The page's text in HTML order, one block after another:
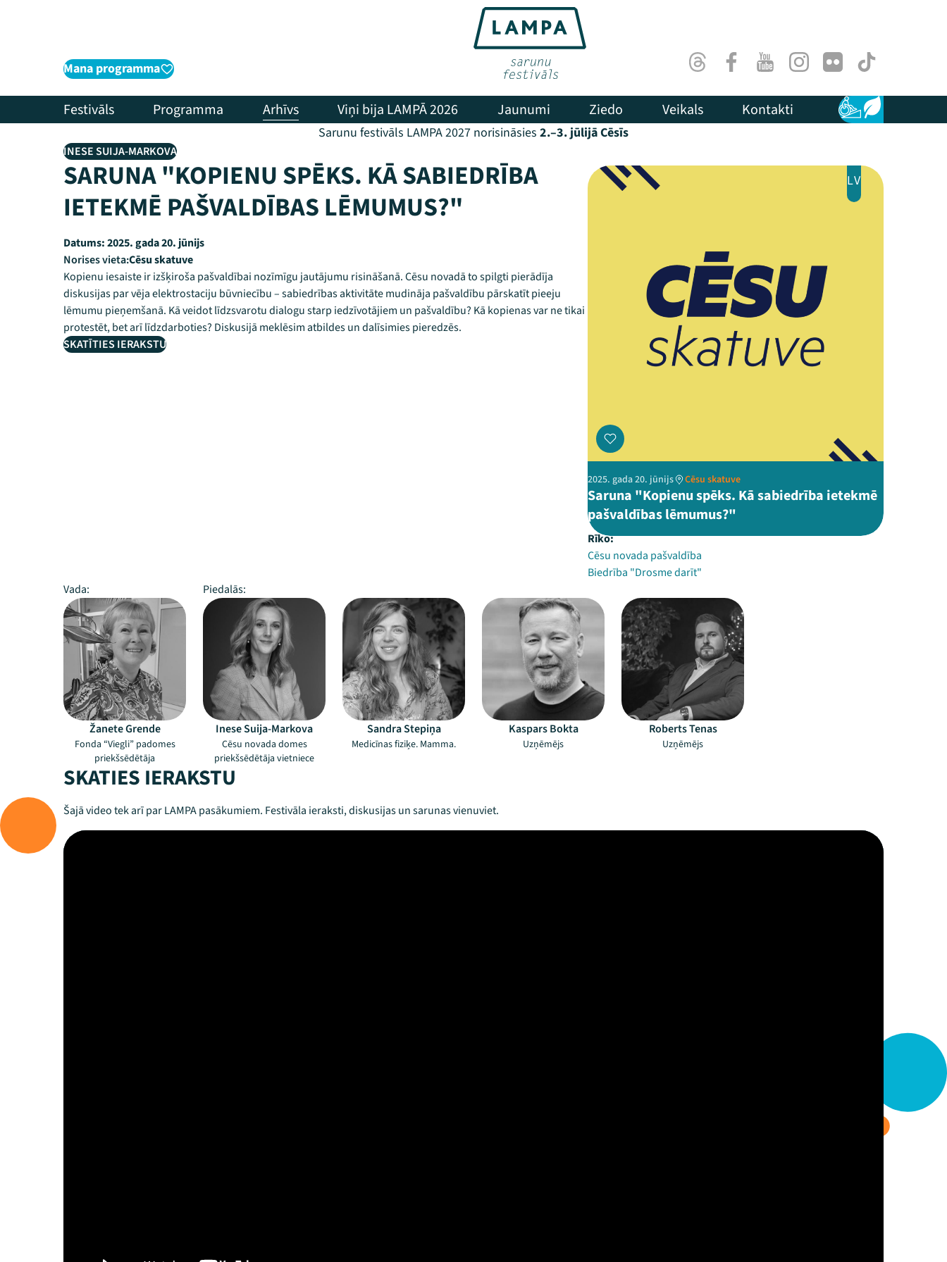
Mana programma ThreadsFacebookYoutubeInstagram
Flick TikTok
Festivāls Programma Arhīvs Viņi bija LAMPĀ 2026 Jaunumi Ziedo Veikals Kontakti Pieejamība
Ilgtspēja
Sarunu festivāls LAMPA 2027 norisināsies 2.–3. jūlijā Cēsīs
INESE SUIJA-MARKOVA
SARUNA "KOPIENU SPĒKS. KĀ SABIEDRĪBA
IETEKMĒ PAŠVALDĪBAS LĒMUMUS?"
Datums:2025. gada 20. jūnijs
Norises vieta:Cēsu skatuve
Kopienu iesaiste ir izšķiroša pašvaldībai nozīmīgu jautājumu risināšanā. Cēsu novadā to spilgti pierādīja
diskusijas par vēja elektrostaciju būvniecību – sabiedrības aktivitāte mudināja pašvaldību pārskatīt pieeju
lēmumu pieņemšanā. Kā veidot līdzsvarotu dialogu starp iedzīvotājiem un pašvaldību? Kā kopienas var ne tikai
protestēt, bet arī līdzdarboties? Diskusijā meklēsim atbildes un dalīsimies pieredzēs.
SKATĪTIES IERAKSTU
LV
2025. gada 20. jūnijs Cēsu skatuve
Saruna "Kopienu spēks. Kā sabiedrība ietekmē
pašvaldības lēmumus?"
Rīko:
Cēsu novada pašvaldība
Biedrība "Drosme darīt"
Vada:
Piedalās:
Žanete Grende
Fonda “Viegli” padomes
priekšsēdētāja
Inese Suija-Markova
Cēsu novada domes
priekšsēdētāja vietniece
Sandra Stepiņa
Medicīnas fiziķe. Mamma.
Kaspars Bokta
Uzņēmējs
Roberts Tenas
Uzņēmējs
SKATIES IERAKSTU
Šajā video tek arī par LAMPA pasākumiem. Festivāla ieraksti, diskusijas un sarunas vienuviet.